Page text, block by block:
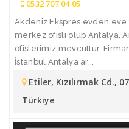
0532 707 04 05
Akdeniz Ekspres evden eve
merkez ofisli olup Antalya,
ofislerimiz mevcuttur.
İstanbul Antalya ar...
Etiler, Kızılırmak Cd.,
Türkiye